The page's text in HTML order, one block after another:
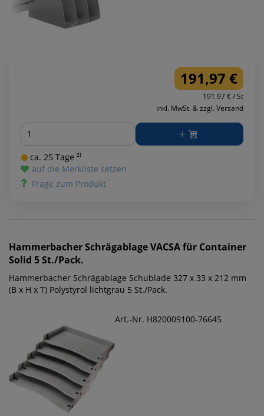
191,97 €
191.97 € / St
inkl. MwSt. & zzgl. Versand
Menge
ca. 25 Tage ²⁾
auf die Merkliste setzen
Frage zum Produkt
HammerbacherSchrägablage VACSA für Container
Solid 5 St./Pack.
Hammerbacher Schrägablage Schublade 327 x 33 x 212 mm
(B x H x T) Polystyrol lichtgrau 5 St./Pack.
Art.-Nr. H820009100-76645